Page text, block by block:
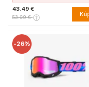
43.49 €
53.09 €
-26%